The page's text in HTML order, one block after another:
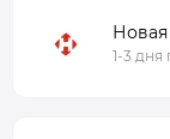
1-3 дня